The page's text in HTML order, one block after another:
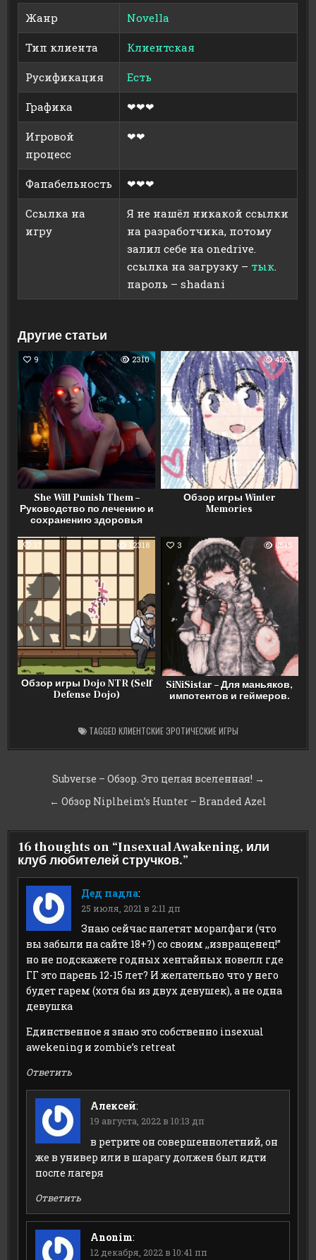
Жанр Novella
Тип клиента Клиентская
Русификация Есть
Графика ❤❤❤
Игровой
процесс
❤❤
Фапабельность ❤❤❤
Ссылка на
игру
Я не нашёл никакой ссылки
на разработчика, потому
залил себе на onedrive.
ссылка на загрузку – тык.
пароль – shadani
Другие статьи
9 2310
She Will Punish Them –
Руководство по лечению и
сохранению здоровья
13 4263
Обзор игры Winter
Memories
17 12318
Обзор игры Dojo NTR (Self
Defense Dojo)
3 8515
SiNiSistar – Для маньяков,
импотентов и геймеров.
TAGGED КЛИЕНТСКИЕ ЭРОТИЧЕСКИЕ ИГРЫ
Навигация
Subverse – Обзор. Это целая вселенная! →
← Обзор Niplheim’s Hunter – Branded Azel
16 thoughts on “Insexual Awakening, или
клуб любителей стручков.”
Дед падла:
25 июля, 2021 в 2:11 дп
Знаю сейчас налетят моралфаги (что
вы забыли на сайте 18+?) со своим ,,извращенец!”
но не подскажете годных хентайных новелл где
ГГ это парень 12-15 лет? И желательно что у него
будет гарем (хотя бы из двух девушек), а не одна
девушка
Единственное я знаю это собственно insexual
awekening и zombie’s retreat
Ответить
Алексей:
19 августа, 2022 в 10:13 дп
в ретрите он совершеннолетний, он
же в универ или в шарагу должен был идти
после лагеря
Ответить
Anonim:
12 декабря, 2022 в 10:41 пп